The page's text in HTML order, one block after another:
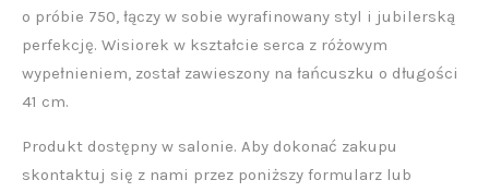
o próbie 750, łączy w sobie wyrafinowany styl i jubilerską
perfekcję. Wisiorek w kształcie serca z różowym
wypełnieniem, został zawieszony na łańcuszku o długości
41 cm.
Produkt dostępny w salonie. Aby dokonać zakupu
skontaktuj się z nami przez poniższy formularz lub